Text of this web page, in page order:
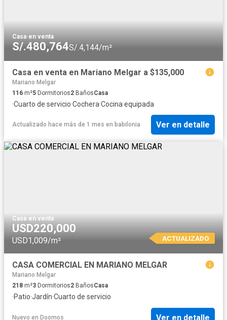
Casa·en venta
S/.480,764S/.4,144/m²
Casa en venta en Mariano Melgar a $135,000
Mariano Melgar
116 m²5 Dormitorios2 BañosCasa
·Cuarto de servicio·Cochera·Cocina equipada
Actualizado hace más de 1 mes en babilonia Ver en detalle
Casa·en venta
USD220,000
USD1,009/m² ACTUALIZADO
CASA COMERCIAL EN MARIANO MELGAR
Mariano Melgar
218 m²3 Dormitorios2 BañosCasa
·Patio·Jardín·Cuarto de servicio
Nuevo en Doomos Ver en detalle